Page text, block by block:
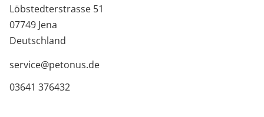
Löbstedterstrasse 51
07749 Jena
Deutschland
service@petonus.de
03641 376432